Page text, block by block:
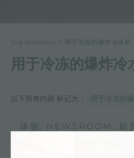
tag directory > 用于冷冻的爆炸冷水机
用于冷冻的爆炸冷
以下所有内容 标记为： 用于冷冻的
体验, NEWSROOM: 厨